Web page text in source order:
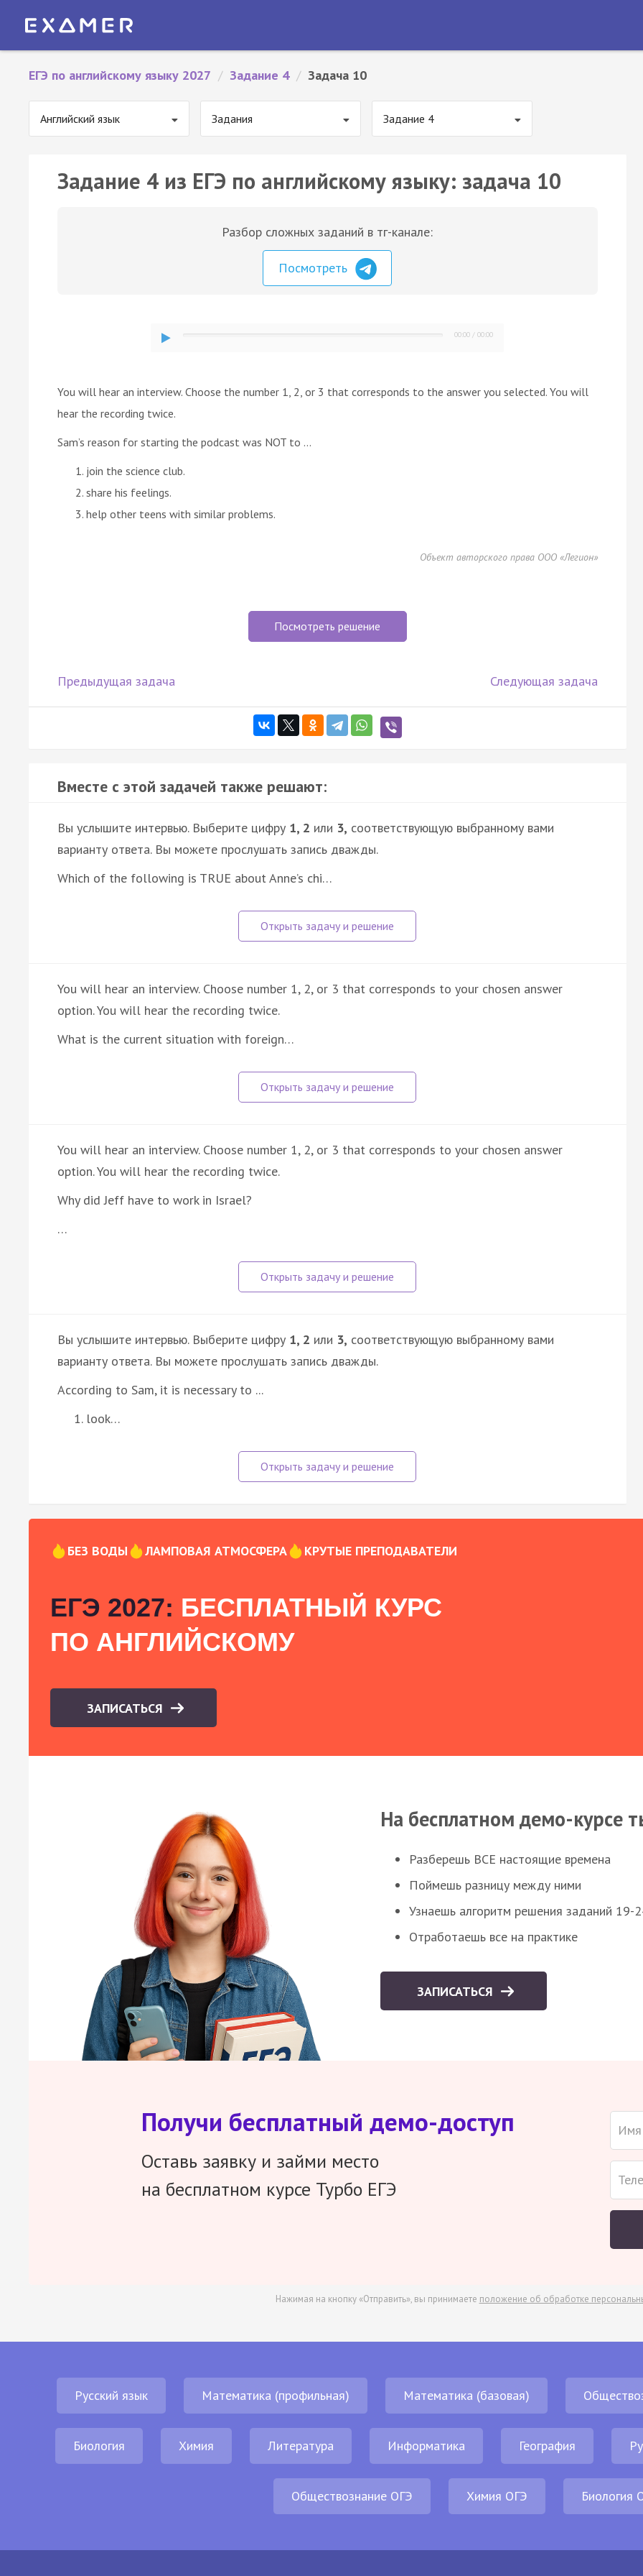
ЕГЭ по английскому языку 2027 / Задание 4 / Задача 10
Английский язык Задания Задание 4
Задание 4 из ЕГЭ по английскому языку: задача 10
Разбор сложных заданий в тг-канале:
Посмотреть
00:00 /00:00
You will hear an interview. Choose the number 1, 2, or 3 that corresponds to the answer you selected. You will
hear the recording twice.
Sam’s reason for starting the podcast was NOT to ...
join the science club.
share his feelings.
help other teens with similar problems.
Объект авторского права ООО «Легион»
Посмотреть решение
Предыдущая задача Следующая задача
Вместе с этой задачей также решают:
Вы услышите интервью. Выберите цифру 1, 2 или 3, соответствующую выбранному вами
варианту ответа. Вы можете прослушать запись дважды.
Which of the following is TRUE about Anne’s chi…
You will hear an interview. Choose number 1, 2, or 3 that corresponds to your chosen answer
option. You will hear the recording twice.
What is the current situation with foreign…
You will hear an interview. Choose number 1, 2, or 3 that corresponds to your chosen answer
option. You will hear the recording twice.
Why did Jeff have to work in Israel?
…
Вы услышите интервью. Выберите цифру 1, 2 или 3, соответствующую выбранному вами
варианту ответа. Вы можете прослушать запись дважды.
According to Sam, it is necessary to ...
look…
БЕЗ ВОДЫ ЛАМПОВАЯ АТМОСФЕРА КРУТЫЕ ПРЕПОДАВАТЕЛИ
ЕГЭ 2027: БЕСПЛАТНЫЙ КУРС
ПО АНГЛИЙСКОМУ
ЗАПИСАТЬСЯ
На бесплатном демо-курсе
Разберешь ВСЕ настоящие времена
Поймешь разницу между ними
Узнаешь алгоритм решения заданий 19-
Отработаешь все на практике
ЗАПИСАТЬСЯ
Получи бесплатный демо-доступ
Оставь заявку и займи место
на бесплатном курсе Турбо ЕГЭ
Нажимая на кнопку «Отправить», вы принимаете положение об обработке
Русский язык Математика (профильная) Математика (базовая)
Биология Химия Литература Информатика География
Обществознание ОГЭ Химия ОГЭ Биология